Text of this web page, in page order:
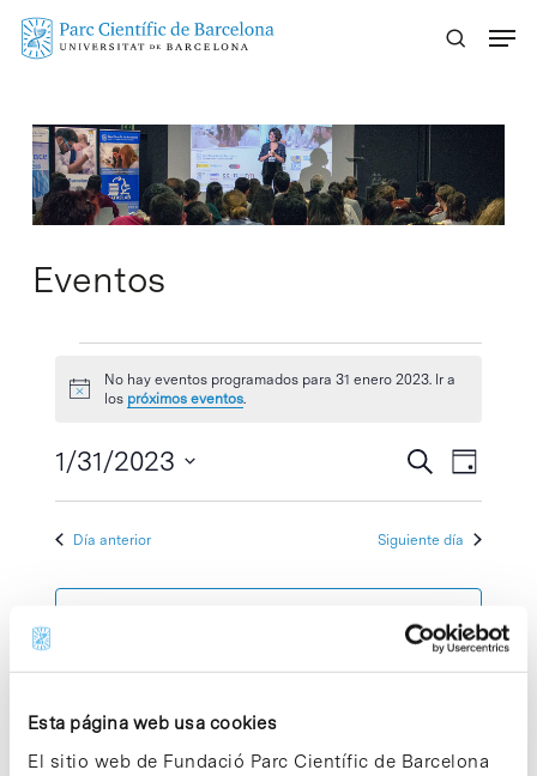
Esta página web usa cookies
El sitio web de Fundació Parc Científic de Barcelona
Skip
Eventos
Eventos
en
31
enero
2023
Aviso
No hay eventos programados para 31 enero 2023. Ir a
los próximos eventos.
de
búsqueda
vistas
de
Eventos
Buscar
de
Evento
Día
1/31/2023
Día anterior Siguiente día